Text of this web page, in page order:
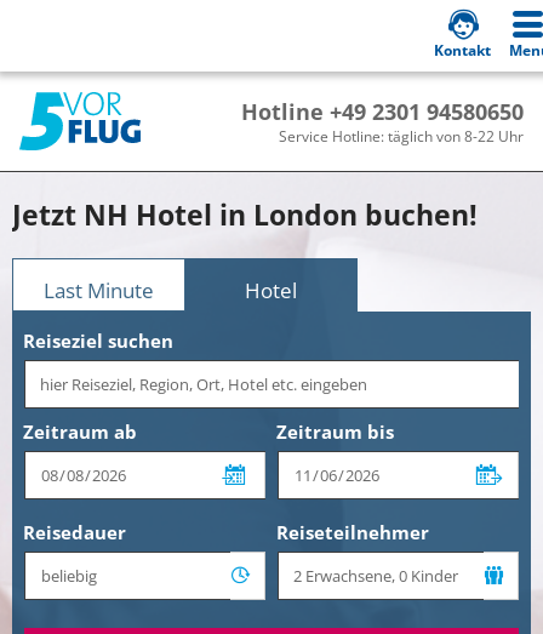
Hotline +49 2301 94580650
Service Hotline: täglich von 8-22 Uhr
Kontakt
Jetzt NH Hotel in London buchen!
Last Minute Hotel
Reiseziel suchen
Zeitraum ab Zeitraum bis
Reisedauer Reiseteilnehmer